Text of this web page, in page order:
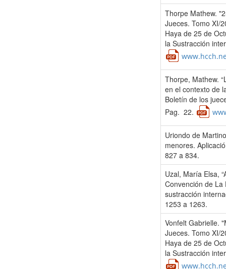
Thorpe Mathew.
Jueces. Tomo XI/
Haya de 25 de
la Sustracción
Thorpe, Mathew.
en el contexto de
Boletín de los
Pag. 22.
Uriondo de
menores.
827 a 834.
Uzal, María Elsa,
Convención de
sustracción
1253 a 1263.
Vonfelt Gabrielle.
Jueces. Tomo XI/
Haya de 25 de
la Sustracción